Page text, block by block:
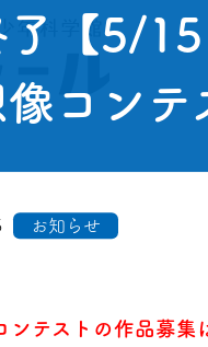
【5/15
コンテ
お知らせ
テストの作品募集